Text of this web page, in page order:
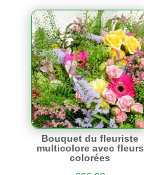
Bouquet du fleuriste
multicolore avec fleurs
colorées